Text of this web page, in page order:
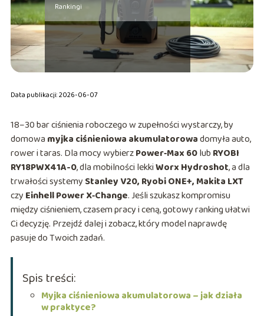
Rankingi
Data publikacji: 2026-06-07
18–30 bar ciśnienia roboczego w zupełności wystarczy, by
domowa myjka ciśnieniowa akumulatorowadomyła auto,
rower i taras. Dla mocy wybierzPower‑Max 60lub RYOBI
RY18PWX41A-0, dla mobilności lekkiWorx Hydroshot, a dla
trwałości systemy Stanley V20, Ryobi ONE+, Makita LXT
czy Einhell Power X‑Change. Jeśli szukasz kompromisu
między ciśnieniem, czasem pracy i ceną, gotowy ranking ułatwi
Ci decyzję. Przejdź dalej i zobacz, który model naprawdę
pasuje do Twoich zadań.
Spis treści:
Myjka ciśnieniowa akumulatorowa – jak działa
w praktyce?